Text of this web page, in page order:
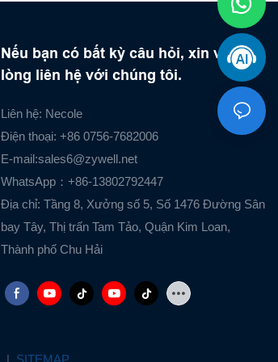
Nếu bạn có bất kỳ câu hỏi, xin vui
lòng liên hệ với chúng tôi.
Liên hệ: Necole
Điện thoại: +86 0756-7682006
E-mail:sales6@zywell.net
WhatsApp：+86-13802792447
Địa chỉ: Tầng 8, Xưởng số 5, Số 1476 Đường Sân
bay Tây, Thị trấn Tam Tảo, Quận Kim Loan,
Thành phố Chu Hải